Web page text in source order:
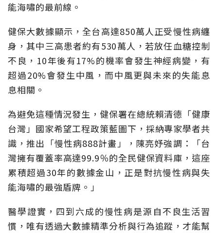
能海嘯的最前線。
健保大數據顯示，全台高達850萬人正受慢性病纏
身，其中三高患者約有530萬人，若放任血糖控制
不良，10年後有17%的機率會發生神經病變，有
超過20%會發生中風，而中風更與未來的失能息
息相關。
為避免這種情況發生，健保署在總統賴清德「健康
台灣」國家希望工程政策藍圖下，採納專家學者共
識，推出「慢性病888計畫」，陳亮妤強調：「台
灣擁有覆蓋率高達99.9％的全民健保資料庫，這座
累積超過30年的數據金山，正是對抗慢性病與失
能海嘯的最強盾牌。」
醫學證實，四到六成的慢性病是源自不良生活習
慣，唯有透過大數據精準分析與行為追蹤，才能幫